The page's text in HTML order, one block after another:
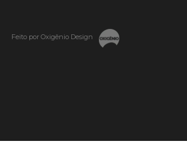
Feito por Oxigênio Design